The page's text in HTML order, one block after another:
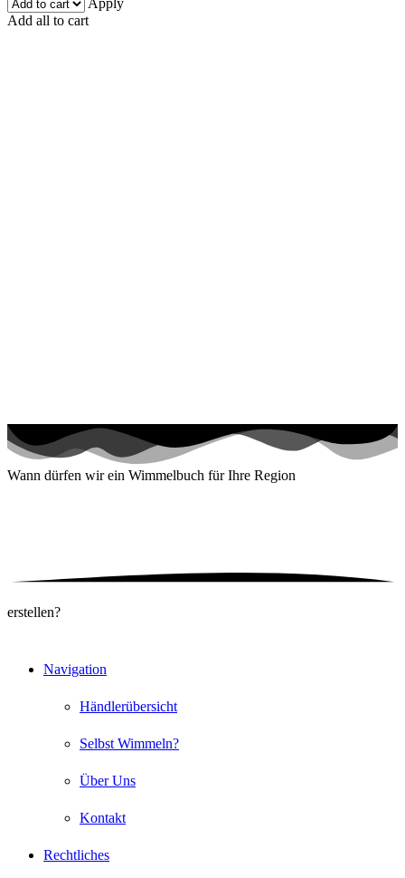
Apply
Add all to cart
Wann dürfen wir ein Wimmelbuch für Ihre Region
erstellen?
Navigation
Händlerübersicht
Selbst Wimmeln?
Über Uns
Kontakt
Rechtliches